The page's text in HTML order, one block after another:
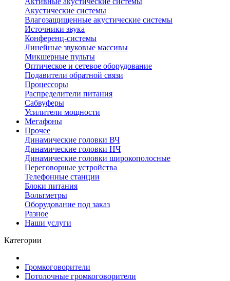
Акустические системы
Влагозащищенные акустические системы
Источники звука
Конференц-системы
Линейные звуковые массивы
Микшерные пульты
Оптическое и сетевое оборудование
Подавители обратной связи
Процессоры
Распределители питания
Сабвуферы
Усилители мощности
Мегафоны
Прочее
Динамические головки ВЧ
Динамические головки НЧ
Динамические головки широкополосные
Переговорные устройства
Телефонные станции
Блоки питания
Вольтметры
Оборудование под заказ
Разное
Наши услуги
Категории
Громкоговорители
Потолочные громкоговорители